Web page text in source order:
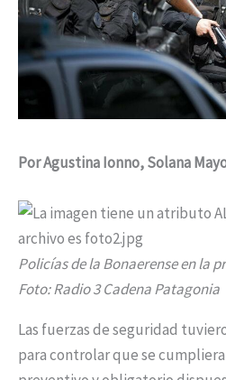
Por Agustina Ionno, Solana
Policías de la Bonaerense en la
Foto: Radio 3 Cadena Patagonia
Las fuerzas de seguridad
para controlar que se